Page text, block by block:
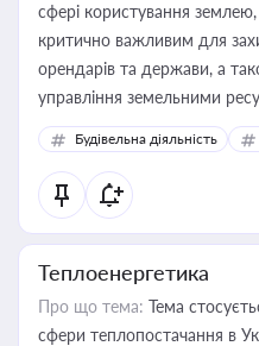
сфері користування
критично важливим для
орендарів та держави, а
управління земельними
Будівельна діяльність
Теплоенергетика
Про що тема: Тема
сфери теплопостачання в